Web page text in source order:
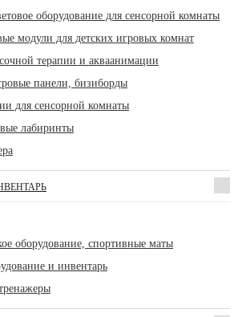
оборудование для сенсорной комнаты
модули для детских игровых комнат
терапии и акваанимации
панели, бизиборды
для сенсорной комнаты
лабиринты
оборудование, спортивные маты
и инвентарь